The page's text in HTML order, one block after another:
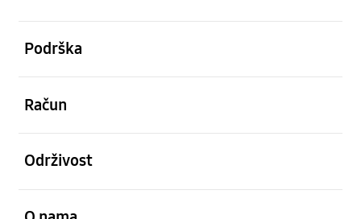
Podrška
Račun
Održivost